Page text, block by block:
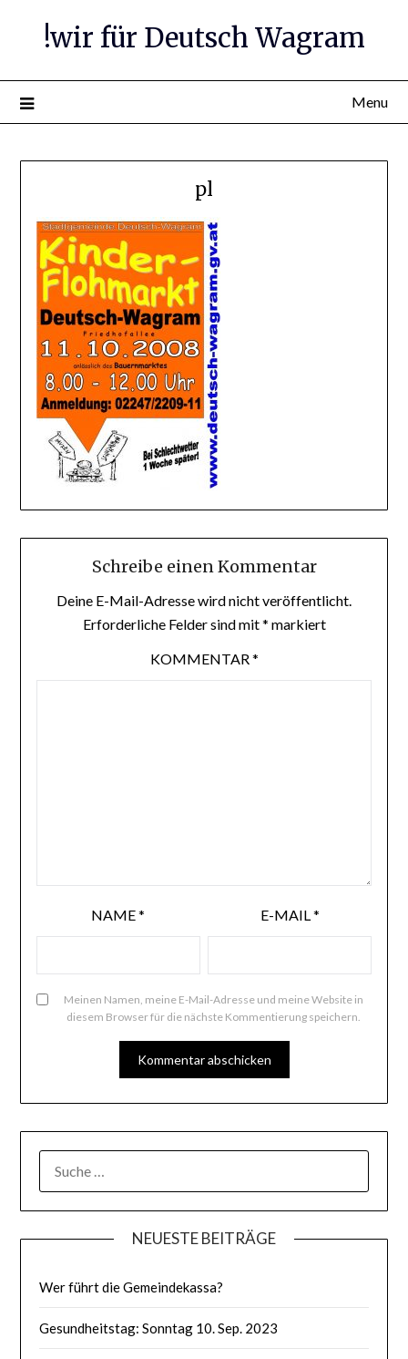
!wir für Deutsch Wagram
Menu
pl
Schreibe einen Kommentar
Deine E-Mail-Adresse wird nicht veröffentlicht.
Erforderliche Felder sind mit* markiert
KOMMENTAR*
NAME* E-MAIL*
Meinen Namen, meine E-Mail-Adresse und meine Website in
diesem Browser für die nächste Kommentierung speichern.
NACH:
NEUESTE BEITRÄGE
Wer führt die Gemeindekassa?
Gesundheitstag: Sonntag 10. Sep. 2023